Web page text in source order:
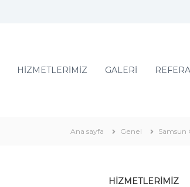
HİZMETLERİMİZ GALERİ
Ana sayfa Genel Samsun
HİZMETLERİMİZ